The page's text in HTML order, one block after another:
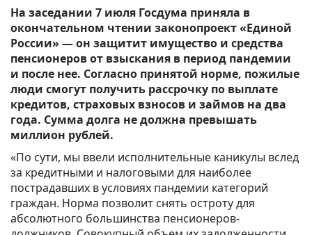
На заседании 7 июля Госдума приняла в
окончательном чтении законопроект «Единой
России» — он защитит имущество и средства
пенсионеров от взыскания в период пандемии
и после нее. Согласно принятой норме, пожилые
люди смогут получить рассрочку по выплате
кредитов, страховых взносов и займов на два
года. Сумма долга не должна превышать
миллион рублей.
«По сути, мы ввели исполнительные каникулы вслед
за кредитными и налоговыми для наиболее
пострадавших в условиях пандемии категорий
граждан. Норма позволит снять остроту для
абсолютного большинства пенсионеров-